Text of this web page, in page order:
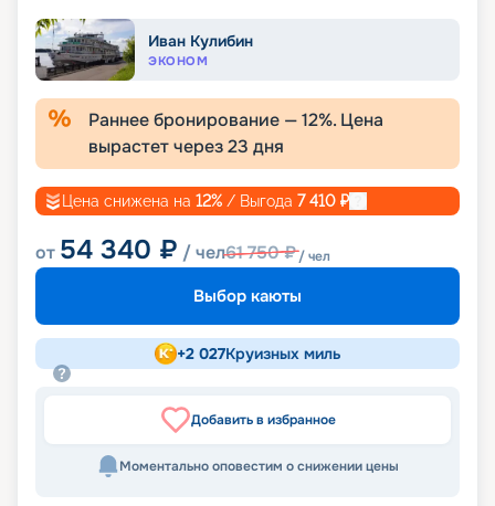
Иван Кулибин
ЭКОНОМ
Раннее бронирование —12%. Цена
вырастет через23 дня
Цена снижена на 12% / Выгода 7 410 ₽
от 54 340 ₽ / чел61 750₽/ чел
Выбор каюты
+2 027Круизных миль
Добавить в избранное
Моментально оповестим о снижении цены